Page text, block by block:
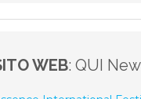
WEB: QUI